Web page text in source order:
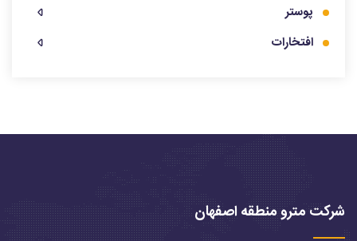
پوستر
افتخارات
شرکت مترو منطقه اصفهان